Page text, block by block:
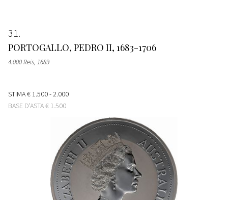
31
PORTOGALLO, PEDRO II, 1683-1706
4.000 Reis, 1689
STIMA€ 1.500 - 2.000
BASE D'ASTA€ 1.500